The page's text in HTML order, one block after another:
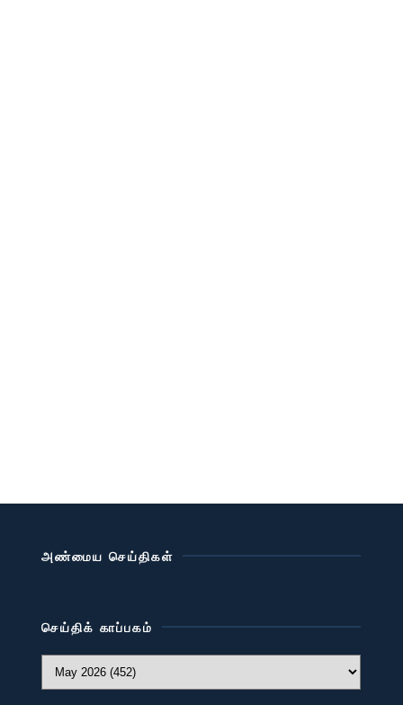
அண்மைய செய்திகள்
செய்திக் காப்பகம்